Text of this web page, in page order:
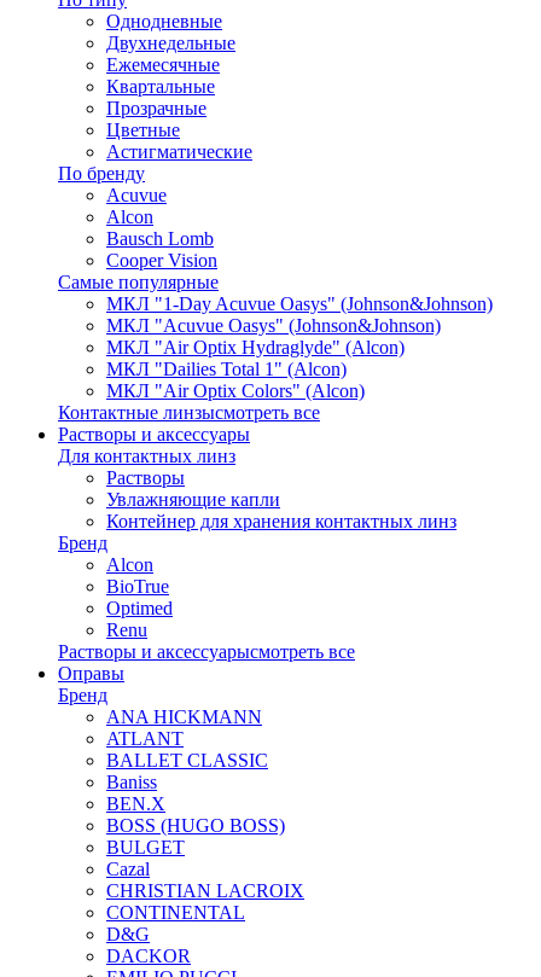
Однодневные
Двухнедельные
Ежемесячные
Квартальные
Прозрачные
Цветные
Астигматические
По бренду
Acuvue
Alcon
Bausch Lomb
Cooper Vision
Самые популярные
МКЛ "1-Day Acuvue Oasys" (Johnson&Johnson)
МКЛ "Acuvue Oasys" (Johnson&Johnson)
МКЛ "Air Optix Hydraglyde" (Alcon)
МКЛ "Dailies Total 1" (Alcon)
МКЛ "Air Optix Colors" (Alcon)
Контактные линзысмотреть все
Растворы и аксессуары
Для контактных линз
Растворы
Увлажняющие капли
Контейнер для хранения контактных линз
Бренд
Alcon
BioTrue
Optimed
Renu
Растворы и аксессуарысмотреть все
Оправы
Бренд
ANA HICKMANN
ATLANT
BALLET CLASSIC
Baniss
BEN.X
BOSS (HUGO BOSS)
BULGET
Cazal
CHRISTIAN LACROIX
CONTINENTAL
D&G
DACKOR